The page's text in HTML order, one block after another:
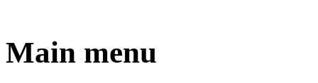
Main menu